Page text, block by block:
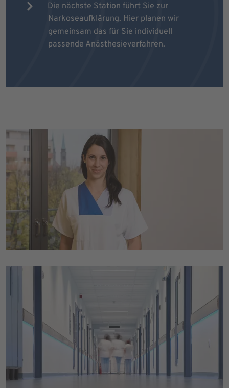
Die nächste Station führt Sie zur
Narkoseaufklärung. Hier planen wir
gemeinsam das für Sie individuell
passende Anästhesieverfahren.